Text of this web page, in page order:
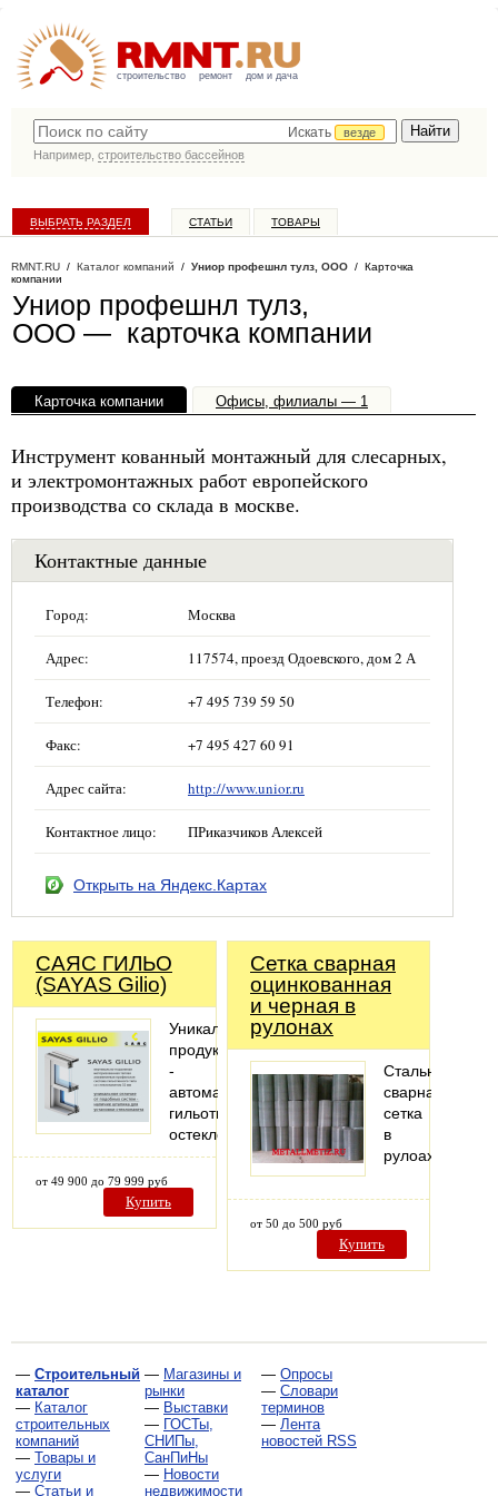
строительство ремонт дом и дача
Искать
везде
Например, строительство бассейнов
ВЫБРАТЬ РАЗДЕЛ СТАТЬИ ТОВАРЫ
RMNT.RU / Каталог компаний / Униор профешнл тулз, ООО / Карточка
компании
Униор профешнл тулз,
ООО — карточка компании
Карточка компании Офисы, филиалы — 1
Инструмент кованный монтажный для слесарных,
и электромонтажных работ европейского
производства со склада в москве.
Контактные данные
Город: Москва
Адрес: 117574, проезд Одоевского, дом 2 А
Телефон: +7 495 739 59 50
Факс: +7 495 427 60 91
Адрес сайта: http://www.unior.ru
Контактное лицо: ПРиказчиков Алексей
Открыть на Яндекс.Картах
САЯС ГИЛЬО
(SAYAS Gilio)
Уникальный
продукт
-
автоматическое
гильотинное
остекление
от 49 900 до 79 999 руб
Купить
Сетка сварная
оцинкованная
и черная в
рулонах
Стальная
сварная
сетка
в
рулоах
от 50 до 500 руб
Купить
— Строительный
каталог
— Каталог
строительных
компаний
— Товары и
услуги
— Статьи и
— Магазины и
рынки
— Выставки
— ГОСТы,
СНИПы,
СанПиНы
— Новости
недвижимости
— Опросы
— Словари
терминов
— Лента
новостей RSS